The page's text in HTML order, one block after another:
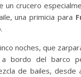
un crucero
una primicia para
noches, que
bordo del barco
de bailes, desde